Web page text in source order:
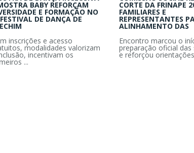
BABY REFORÇAM
E FORMAÇÃO NO
DE DANÇA DE
inscrições e acesso
modalidades valorizam
incentivam os
...
CORTE DA FRINAPE
FAMILIARES E
REPRESENTANTES
ALINHAMENTO DAS
Encontro marcou o
preparação oficial das
e reforçou